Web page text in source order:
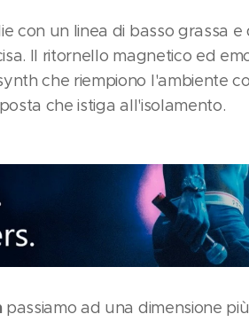
con un linea di basso grassa
Il ritornello magnetico ed
che riempiono l'ambiente
che istiga all'isolamento.
passiamo ad una dimensione